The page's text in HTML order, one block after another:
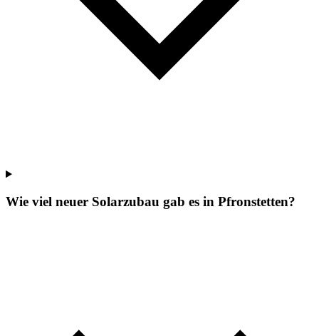
Wie viel neuer Solarzubau gab es in Pfronstetten?